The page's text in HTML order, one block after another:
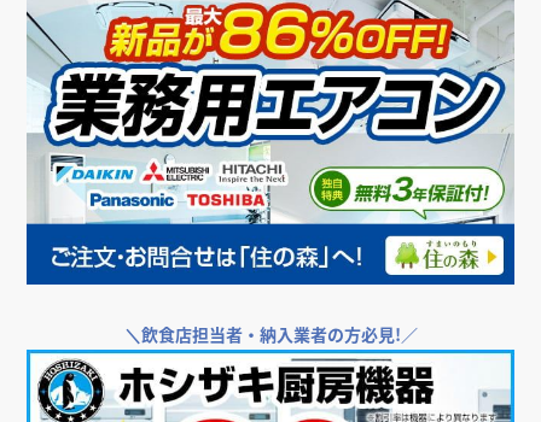
＼飲食店担当者・納入業者の方必見!／